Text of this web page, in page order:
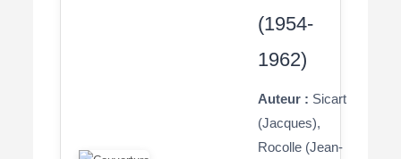
(1954-
1962)
Auteur : Sicart
(Jacques),
Rocolle (Jean-